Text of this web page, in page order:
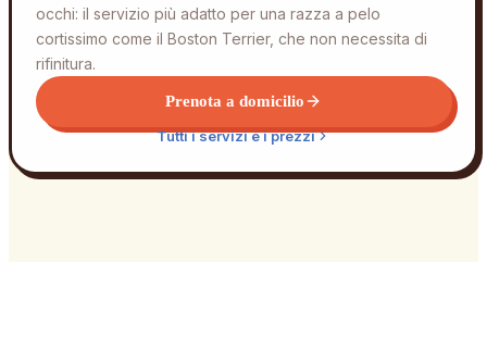
occhi: il servizio più adatto per una razza a pelo
cortissimo come il Boston Terrier, che non necessita di
rifinitura.
Prenota a domicilio
Tutti i servizi e i prezzi